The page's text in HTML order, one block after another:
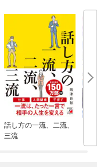
話し方の一流、二流、
三流
ラ